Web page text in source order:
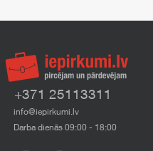
+371 25113311
info@iepirkumi.lv
Darba dienās 09:00 - 18:00